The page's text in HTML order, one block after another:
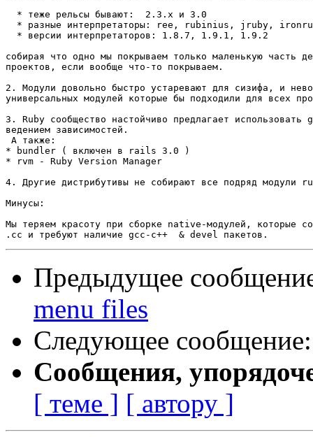
  * теже рельсы бывают:  2.3.x и 3.0
* разные интерпретаторы: ree, rubinius, jruby,
  * версии интерпретаторов: 1.8.7, 1.9.1, 1.9.2
собирая что одно мы покрываем только маленькую часть
проектов, если вообще что-то покрываем.
2. Модули довольно быстро устаревают для сизифа, и
универсальных модулей которые бы подходили для всех
3. Rubу сообщество настойчиво предлагает использовать
ведением зависимостей.
А также:
* bundler ( включен в rails 3.0 )
* rvm - Ruby Version Manager
4. Другие дистрибутивы не собирают все подряд модули
Минусы:
Мы теряем красоту при сборке native-модулей, которые
Предыдущее
menu files
Следующее
Сообщения,
[ теме ] [ автору ]